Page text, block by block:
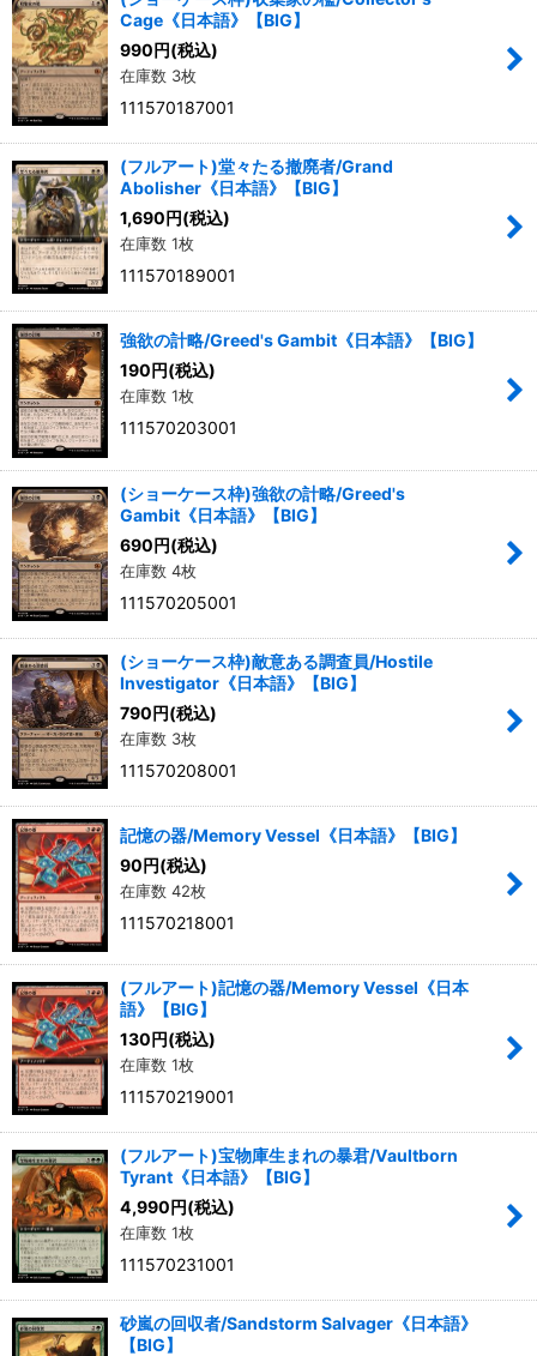
Cage《日本語》【BIG】
990円(税込)
在庫数 3枚
111570187001
(フルアート)堂々たる撤廃者/Grand
Abolisher《日本語》【BIG】
1,690円(税込)
在庫数 1枚
111570189001
強欲の計略/Greed's Gambit《日本語》【BIG】
190円(税込)
在庫数 1枚
111570203001
(ショーケース枠)強欲の計略/Greed's
Gambit《日本語》【BIG】
690円(税込)
在庫数 4枚
111570205001
(ショーケース枠)敵意ある調査員/Hostile
Investigator《日本語》【BIG】
790円(税込)
在庫数 3枚
111570208001
記憶の器/Memory Vessel《日本語》【BIG】
90円(税込)
在庫数 42枚
111570218001
(フルアート)記憶の器/Memory Vessel《日本
語》【BIG】
130円(税込)
在庫数 1枚
111570219001
(フルアート)宝物庫生まれの暴君/Vaultborn
Tyrant《日本語》【BIG】
4,990円(税込)
在庫数 1枚
111570231001
砂嵐の回収者/Sandstorm Salvager《日本語》
【BIG】